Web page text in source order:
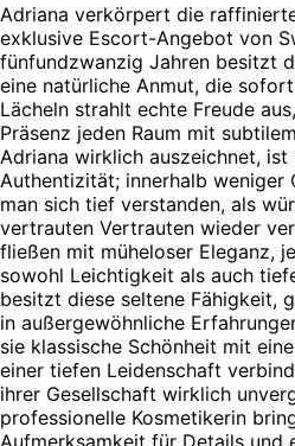
Adriana verkörpert die
exklusive Escort-Angebot von
fünfundzwanzig Jahren besitzt
eine natürliche Anmut, die
Lächeln strahlt echte Freude
Präsenz jeden Raum mit
Adriana wirklich auszeichnet,
Authentizität; innerhalb weniger
man sich tief verstanden, als
vertrauten Vertrauten wieder
fließen mit müheloser Eleganz,
sowohl Leichtigkeit als auch
besitzt diese seltene Fähigkeit,
in außergewöhnliche
sie klassische Schönheit mit
einer tiefen Leidenschaft
ihrer Gesellschaft wirklich
professionelle Kosmetikerin
Aufmerksamkeit für Details und